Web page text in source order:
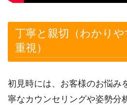
丁寧と親切（わかり
重視）
初見時には、お客様のお悩み
寧なカウンセリングや姿勢分